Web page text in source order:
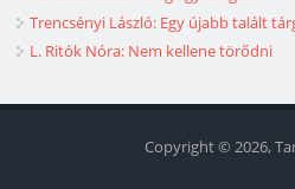
Trencsényi László: Egy újabb talált
L. Ritók Nóra: Nem kellene törődni
Copyright © 2026,